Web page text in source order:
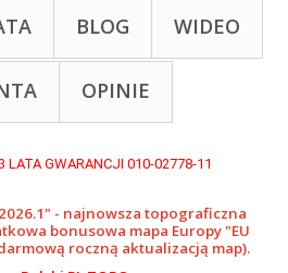
BLOG WIDEO
OPINIE
- najnowsza topograficzna
bonusowa mapa Europy "EU
roczną aktualizacją map).